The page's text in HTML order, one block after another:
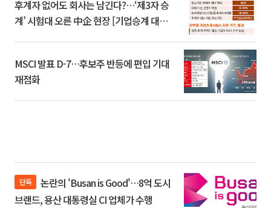
후계자 없어도 회사는 남긴다?…‘제3자 승
계’ 시험대 오른 中企 현장 [기업승계 대전
MSCI 발표 D-7…후보주 반등에 편입 기대
재점화
단독
브랜드, 용산 대통령실 CI 업체가 수행